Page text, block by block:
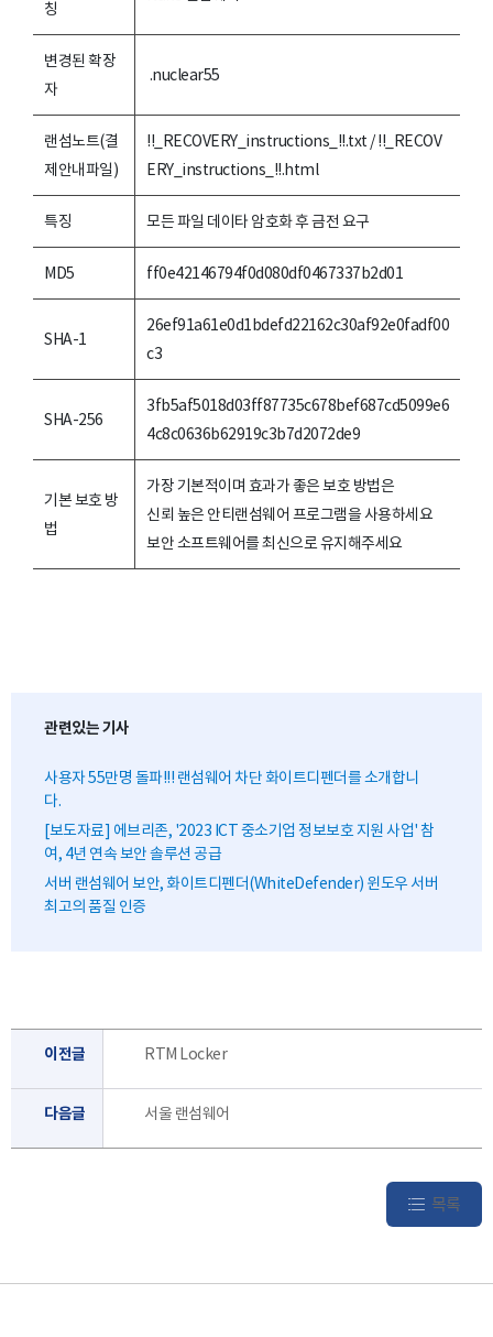
칭
변경된 확장
자
.nuclear55
랜섬노트(결
제안내파일)
!!_RECOVERY_instructions_!!.txt / !!_RECOV
ERY_instructions_!!.html
특징 모든 파일 데이타 암호화 후 금전 요구
MD5 ff0e42146794f0d080df0467337b2d01
SHA-1
26ef91a61e0d1bdefd22162c30af92e0fadf00
c3
SHA-256
3fb5af5018d03ff87735c678bef687cd5099e6
4c8c0636b62919c3b7d2072de9
기본 보호 방
법
가장 기본적이며 효과가 좋은 보호 방법은
신뢰 높은 안티랜섬웨어 프로그램을 사용하세요
보안 소프트웨어를 최신으로 유지해주세요
관련있는 기사
사용자 55만명 돌파!!! 랜섬웨어 차단 화이트디펜더를 소개합니
다.
[보도자료] 에브리존, '2023 ICT 중소기업 정보보호 지원 사업' 참
여, 4년 연속 보안 솔루션 공급
서버 랜섬웨어 보안, 화이트디펜더(WhiteDefender) 윈도우 서버
최고의 품질 인증
이전글 RTM Locker
다음글 서울 랜섬웨어
목록